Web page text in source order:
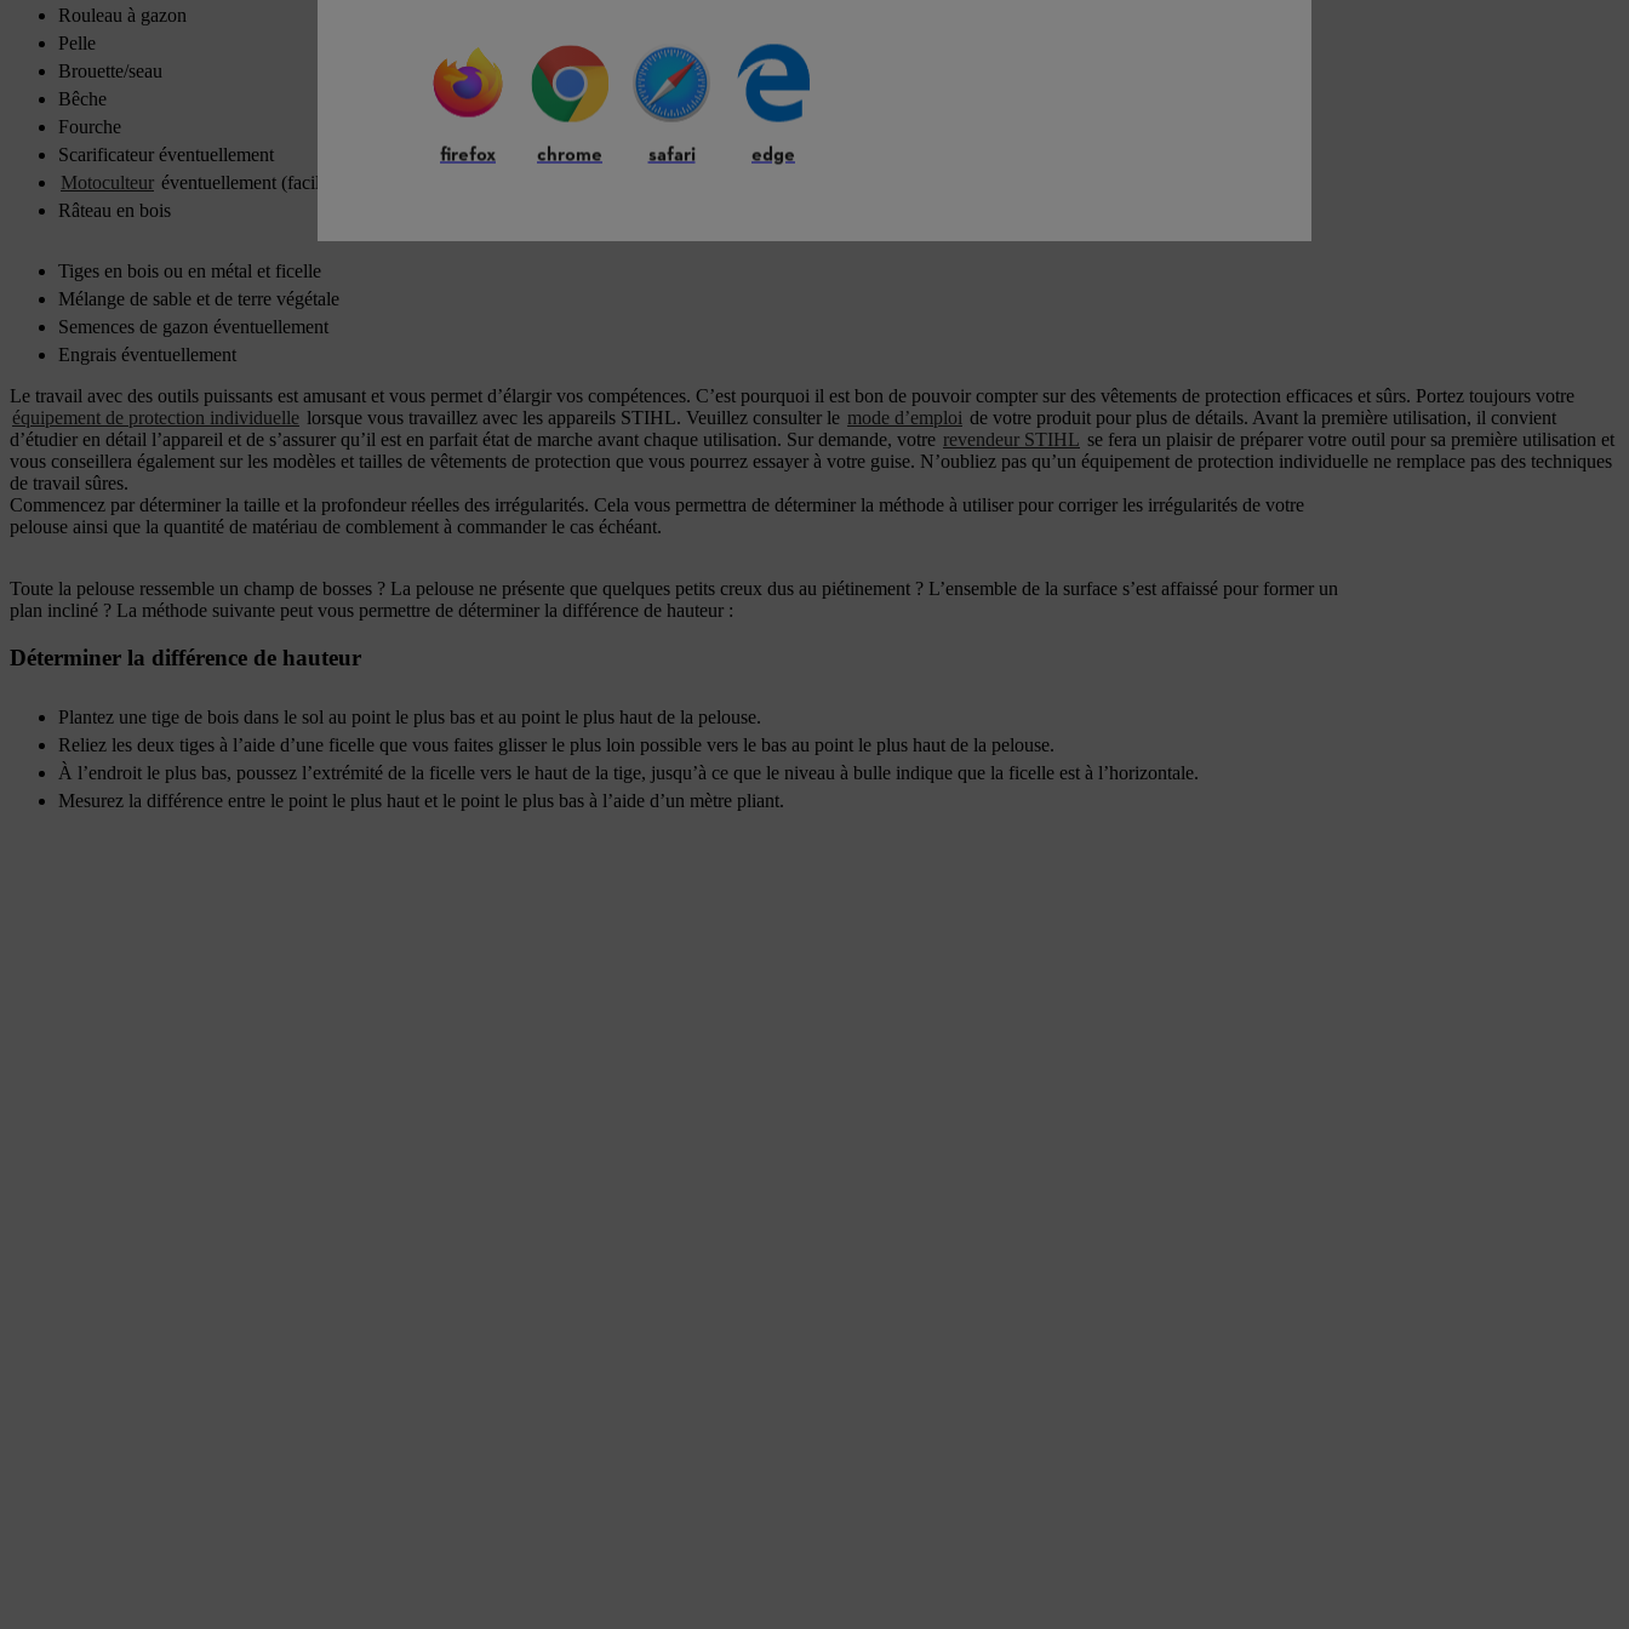
Rouleau à gazon
Pelle
Brouette/seau
Bêche
Fourche
Scarificateur éventuellement
Motoculteur éventuellement (facilite le bêchage)
Râteau en bois
Tiges en bois ou en métal et ficelle
Mélange de sable et de terre végétale
Semences de gazon éventuellement
Engrais éventuellement
Le travail avec des outils puissants est amusant et vous permet d’élargir vos compétences. C’est pourquoi il est bon de pouvoir compter sur des vêtements de protection efficaces et sûrs. Portez toujours votre
équipement de protection individuelle lorsque vous travaillez avec les appareils STIHL. Veuillez consulter le mode d’emploi de votre produit pour plus de détails. Avant la première utilisation, il convient
d’étudier en détail l’appareil et de s’assurer qu’il est en parfait état de marche avant chaque utilisation. Sur demande, votre revendeur STIHL se fera un plaisir de préparer votre outil pour sa première utilisation et
vous conseillera également sur les modèles et tailles de vêtements de protection que vous pourrez essayer à votre guise. N’oubliez pas qu’un équipement de protection individuelle ne remplace pas des techniques
de travail sûres.
Commencez par déterminer la taille et la profondeur réelles des irrégularités. Cela vous permettra de déterminer la méthode à utiliser pour corriger les irrégularités de votre
pelouse ainsi que la quantité de matériau de comblement à commander le cas échéant.
Toute la pelouse ressemble un champ de bosses ? La pelouse ne présente que quelques petits creux dus au piétinement ? L’ensemble de la surface s’est affaissé pour former un
plan incliné ? La méthode suivante peut vous permettre de déterminer la différence de hauteur :
Déterminer la différence de hauteur
Plantez une tige de bois dans le sol au point le plus bas et au point le plus haut de la pelouse.
Reliez les deux tiges à l’aide d’une ficelle que vous faites glisser le plus loin possible vers le bas au point le plus haut de la pelouse.
À l’endroit le plus bas, poussez l’extrémité de la ficelle vers le haut de la tige, jusqu’à ce que le niveau à bulle indique que la ficelle est à l’horizontale.
Mesurez la différence entre le point le plus haut et le point le plus bas à l’aide d’un mètre pliant.
firefox chrome safari edge